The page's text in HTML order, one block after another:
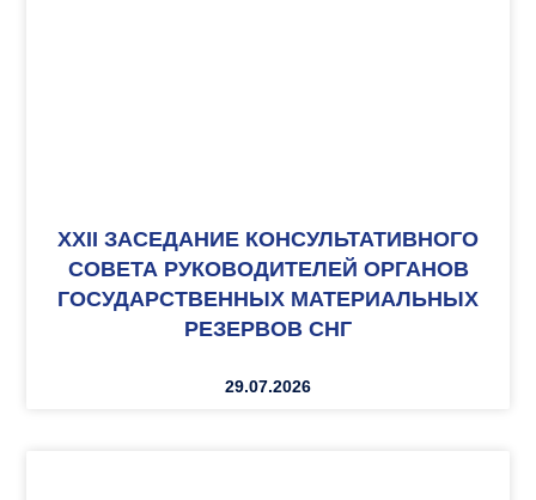
XXII ЗАСЕДАНИЕ КОНСУЛЬТАТИВНОГО
СОВЕТА РУКОВОДИТЕЛЕЙ ОРГАНОВ
ГОСУДАРСТВЕННЫХ МАТЕРИАЛЬНЫХ
РЕЗЕРВОВ СНГ
29.07.2026